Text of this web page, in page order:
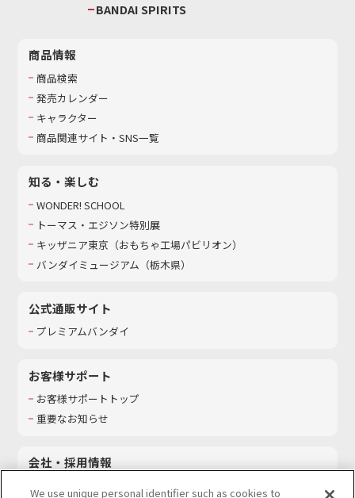
BANDAI SPIRITS
商品情報
商品検索
発売カレンダー
キャラクター
商品関連サイト・SNS一覧
知る・楽しむ
WONDER! SCHOOL
トーマス・エジソン特別展
キッザニア東京（おもちゃ工場パビリオン）​
バンダイミュージアム（栃木県）
公式通販サイト
プレミアムバンダイ
お客様サポート
お客様サポートトップ
重要なお知らせ
会社・採用情報
We use unique personal identifier such as cookies to